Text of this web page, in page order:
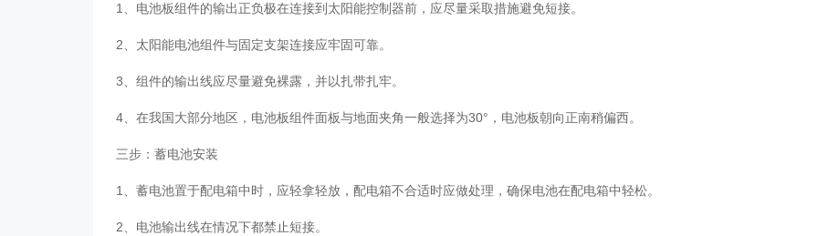
1、电池板组件的输出正负极在连接到太阳能控制器前，应尽量采取措施避免短接。
2、太阳能电池组件与固定支架连接应牢固可靠。
3、组件的输出线应尽量避免裸露，并以扎带扎牢。
4、在我国大部分地区，电池板组件面板与地面夹角一般选择为30°，电池板朝向正南稍偏西。
三步：蓄电池安装
1、蓄电池置于配电箱中时，应轻拿轻放，配电箱不合适时应做处理，确保电池在配电箱中轻松。
2、电池输出线在情况下都禁止短接。